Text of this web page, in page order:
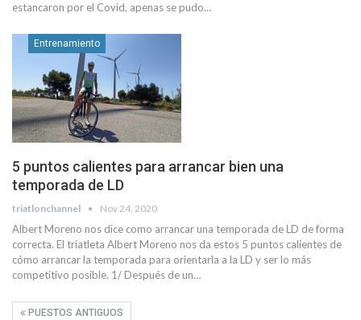
estancaron por el Covid, apenas se pudo…
Entrenamiento
5 puntos calientes para arrancar bien una
temporada de LD
triatlonchannel Nov 24, 2020
Albert Moreno nos dice como arrancar una temporada de LD de forma
correcta. El triatleta Albert Moreno nos da estos 5 puntos calientes de
cómo arrancar la temporada para orientarla a la LD y ser lo más
competitivo posible. 1/ Después de un…
PUESTOS ANTIGUOS